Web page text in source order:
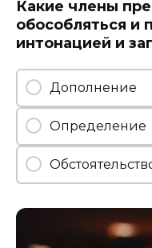
Какие члены
обособляться и
интонацией и
Дополнение
Определение